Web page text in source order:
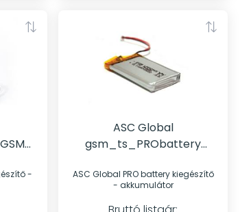
ASC Global
gsm_ts_PRObattery
ASC Global PRO battery kiegészítő
- akkumulátor